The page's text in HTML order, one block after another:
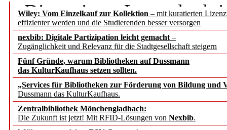
Wiley: Vom Einzelkauf zur Kollektion – mit kuratierten
effizienter werden und die Studierenden besser versorgen
nexbib: Digitale Partizipation leicht gemacht –
Zugänglichkeit und Relevanz für die Stadtgesellschaft steigern
Fünf Gründe, warum Bibliotheken auf Dussmann
das KulturKaufhaus setzen sollten.
„Services für Bibliotheken zur Förderung von Bildung und
Dussmann das KulturKaufhaus.
Zentralbibliothek Mönchengladbach:
Die Zukunft ist jetzt! Mit RFID-Lösungen von Nexbib.
Die meisten Leser der
Passwort, denn sie
IP-Nummer.
Wenn Sie aber
Beiträge zugreifen,
geschehen,